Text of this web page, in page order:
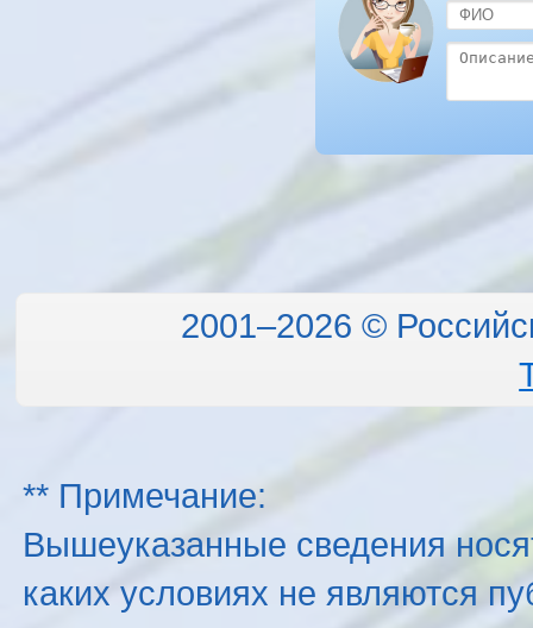
2001–2026 ©
** Примечание:
Вышеуказанные сведения
каких условиях не являются